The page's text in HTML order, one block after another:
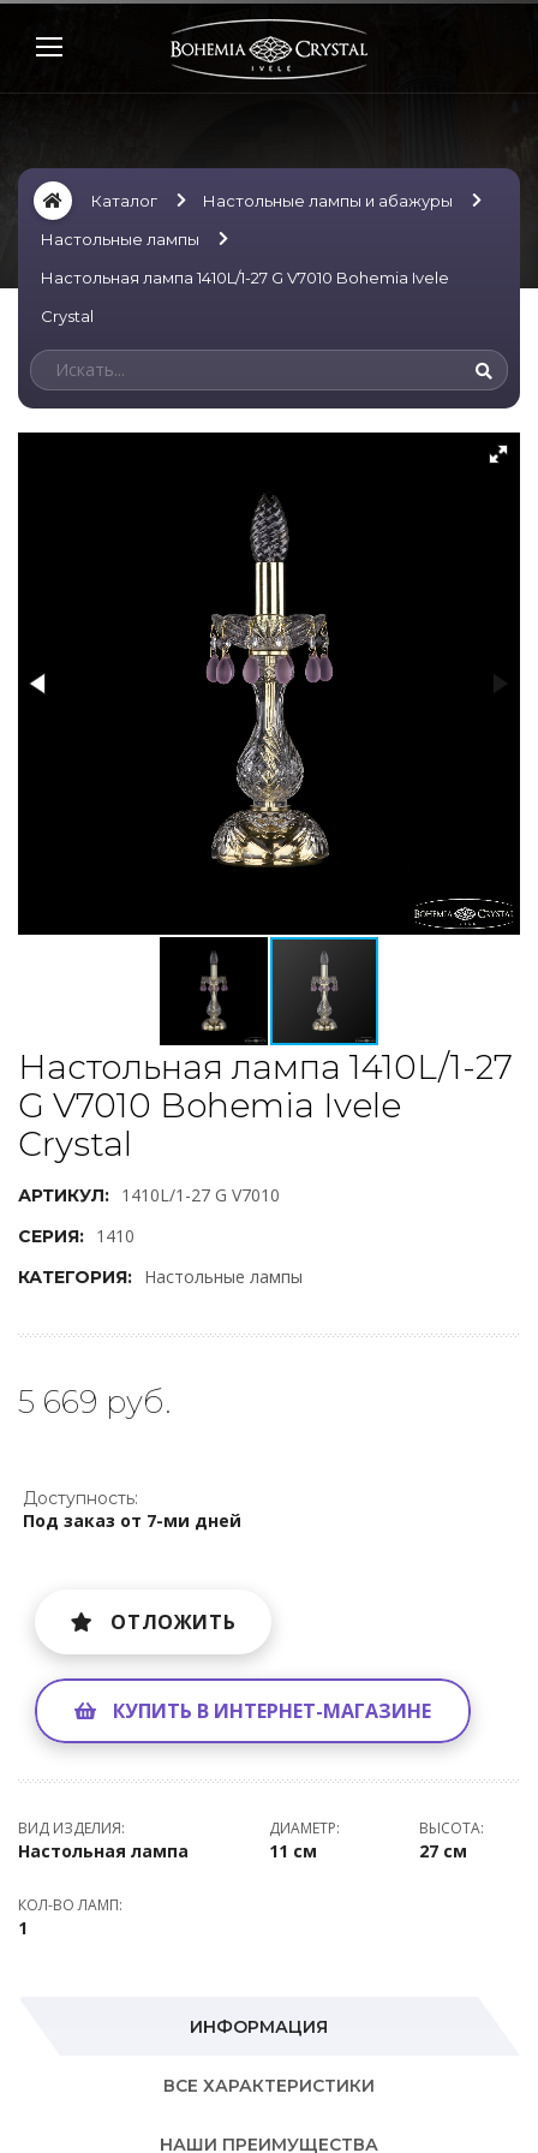
Каталог
Настольные лампы и абажуры
Настольные лампы
Настольная лампа 1410L/1-27 G V7010 Bohemia Ivele
Crystal
Настольная лампа 1410L/1-27
G V7010 Bohemia Ivele
Crystal
АРТИКУЛ: 1410L/1-27 G V7010
СЕРИЯ: 1410
КАТЕГОРИЯ: Настольные лампы
5 669 руб.
Доступность:
Под заказ от 7-ми дней
ОТЛОЖИТЬ
КУПИТЬ В ИНТЕРНЕТ-МАГАЗИНЕ
ВИД ИЗДЕЛИЯ:
Настольная лампа
ДИАМЕТР:
11 см
ВЫСОТА:
27 см
КОЛ-ВО ЛАМП:
1
ИНФОРМАЦИЯ
ВСЕ ХАРАКТЕРИСТИКИ
НАШИ ПРЕИМУЩЕСТВА